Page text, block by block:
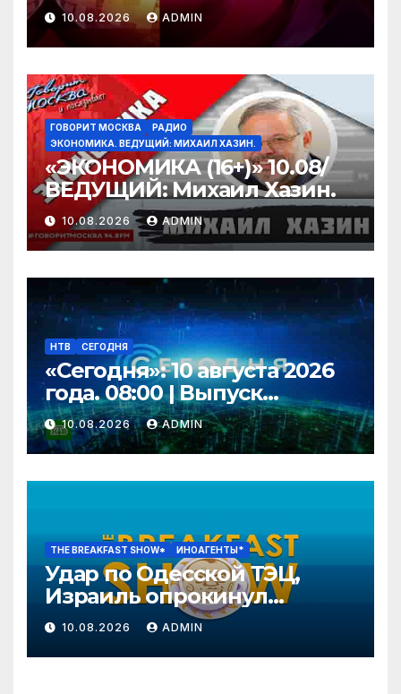
10.08.2026 ADMIN
ГОВОРИТ МОСКВА
РАДИО
ЭКОНОМИКА. ВЕДУЩИЙ: МИХАИЛ ХАЗИН.
«ЭКОНОМИКА (16+)» 10.08/
ВЕДУЩИЙ: Михаил Хазин.
10.08.2026 ADMIN
НТВ СЕГОДНЯ
«Сегодня»: 10 августа 2026
года. 08:00 | Выпуск
новостей | Новости НТВ
10.08.2026 ADMIN
THE BREAKFAST SHOW* ИНОАГЕНТЫ*
Удар по Одесской ТЭЦ,
Израиль опрокинул
Трампа, Яблоко: страсти
накаляются.
Преображенский, Чижов
10.08.2026 ADMIN